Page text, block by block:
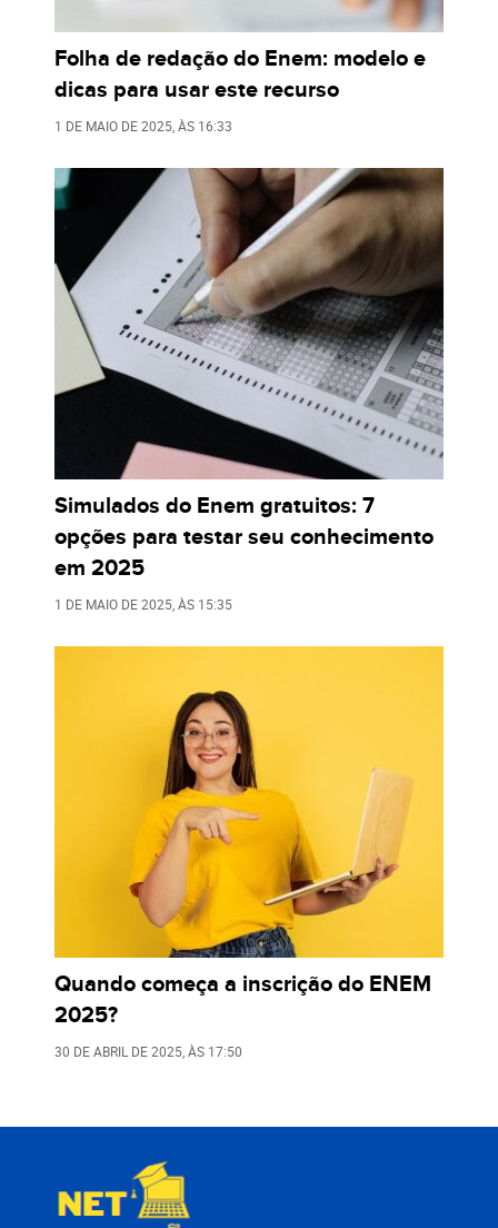
Folha de redação do Enem: modelo e
dicas para usar este recurso
1 DE MAIO DE 2025 , ÀS 16:33
Simulados do Enem gratuitos: 7
opções para testar seu conhecimento
em 2025
1 DE MAIO DE 2025 , ÀS 15:35
Quando começa a inscrição do ENEM
2025?
30 DE ABRIL DE 2025 , ÀS 17:50